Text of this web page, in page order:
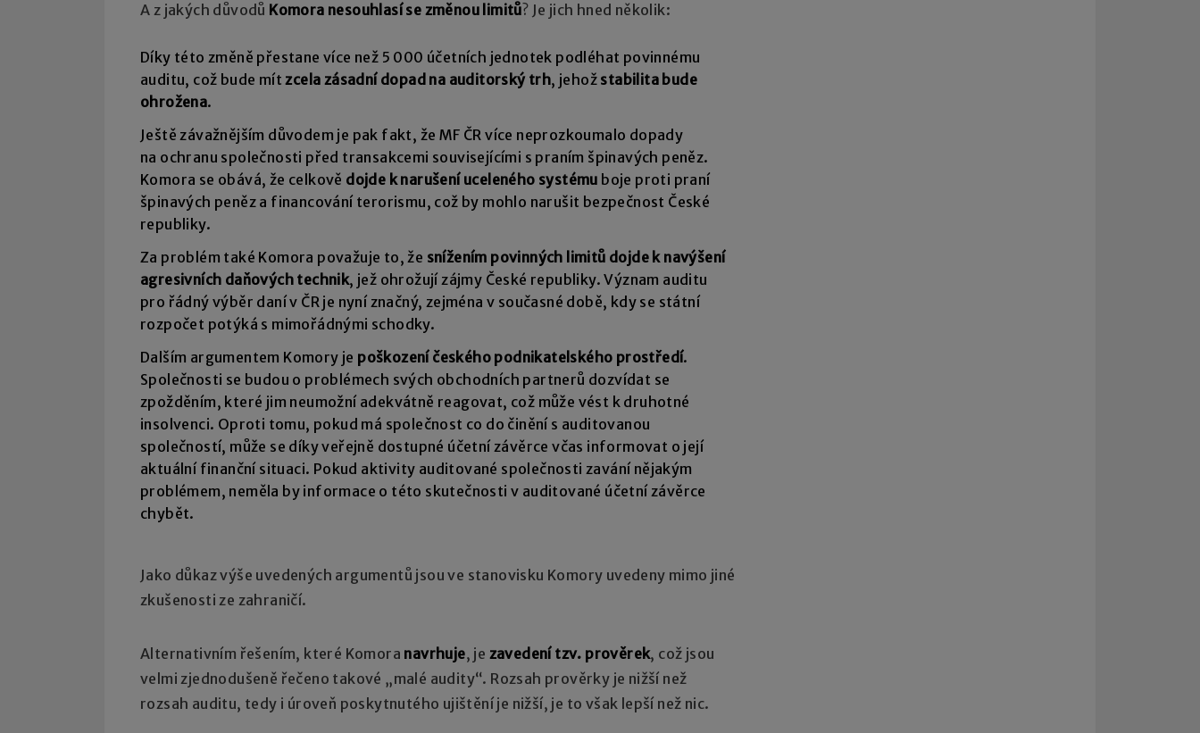
A z jakých důvodů Komora nesouhlasí se změnou limitů? Je jich hned několik:
Díky této změně přestane více než 5 000 účetních jednotek podléhat povinnému
auditu, což bude mítzcela zásadní dopad na auditorský trh, jehož stabilita bude
ohrožena.
Ještě závažnějším důvodem je pak fakt, že MF ČR více neprozkoumalo dopady
na ochranu společnosti před transakcemi souvisejícími s praním špinavých peněz.
Komora se obává, že celkově dojde k narušení uceleného systému boje proti praní
špinavých peněz a financování terorismu, což by mohlo narušit bezpečnost České
republiky.
Za problém také Komora považuje to, že snížením povinných limitů dojde k navýšení
agresivních daňových technik, jež ohrožují zájmy České republiky. Význam auditu
pro řádný výběr daní v ČR je nyní značný, zejména v současné době, kdy se státní
rozpočet potýká s mimořádnými schodky.
Dalším argumentem Komory je poškození českého podnikatelského prostředí.
Společnosti se budou o problémech svých obchodních partnerů dozvídat se
zpožděním, které jim neumožní adekvátně reagovat, což může vést k druhotné
insolvenci. Oproti tomu, pokud má společnost co do činění s auditovanou
společností, může se díky veřejně dostupné účetní závěrce včas informovat o její
aktuální finanční situaci. Pokud aktivity auditované společnosti zavání nějakým
problémem, neměla by informace o této skutečnosti v auditované účetní závěrce
chybět.
Jako důkaz výše uvedených argumentů jsou ve stanovisku Komory uvedeny mimo jiné
zkušenosti ze zahraničí.
Alternativním řešením, které Komora navrhuje, je zavedení tzv. prověrek, což jsou
velmi zjednodušeně řečeno takové „malé audity“. Rozsah prověrky je nižší než
rozsah auditu, tedy i úroveň poskytnutého ujištění je nižší, je to však lepší než nic.